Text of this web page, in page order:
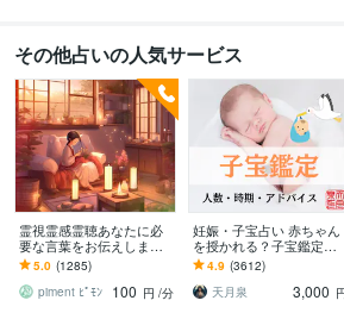
その他占いの人気サービス
霊視霊感霊聴あなたに必
要な言葉をお伝えします
〜〜例えばふとこの場所
がリアルなのかわからな
くなる瞬間に〜〜
5.0 (1285)
piment ﾋﾟﾓﾝ
100 円 /分
妊娠・子宝占い 赤ちゃん
を授かれる？子宝鑑定し
ます 子供を授かるか、授
かる時期、性別、授かる
ための行動を鑑定
4.9 (3612)
天月泉
3,000